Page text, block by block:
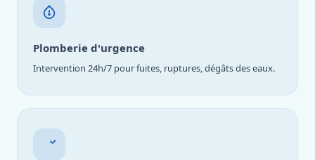
Plomberie d'urgence
Intervention 24h/7 pour fuites, ruptures, dégâts des eaux.